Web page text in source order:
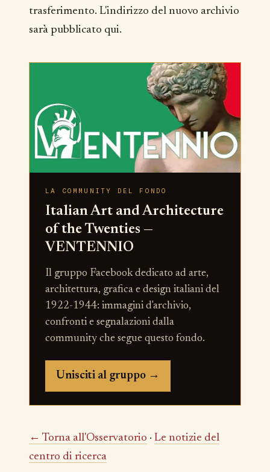
trasferimento. L'indirizzo del nuovo archivio
sarà pubblicato qui.
LA COMMUNITY DEL FONDO
Italian Art and Architecture
of the Twenties —
VENTENNIO
Il gruppo Facebook dedicato ad arte,
architettura, grafica e design italiani del
1922-1944: immagini d'archivio,
confronti e segnalazioni dalla
community che segue questo fondo.
Unisciti al gruppo →
← Torna all'Osservatorio · Le notizie del
centro di ricerca